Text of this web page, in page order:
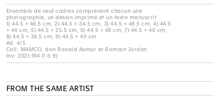
Ensemble de neuf cadres comprenant chacun une
photographie, un dessin imprimé et un texte manuscrit
1) 44.5 × 46.5 cm, 2) 44.5 × 34.5 cm, 3) 44.5 × 48.5 cm, 4) 44.5
× 44 cm, 5) 44.5 × 25.5 cm, 6) 44.5 × 48 cm, 7) 44.5 × 40 cm,
8) 44.5 × 34.5 cm, 9) 44.5 × 40 cm
éd. 4/5
Coll. MAMCO, don Ronald Asmar et Romain Jordan
Inv: 2021-194 (1 à 9)
FROM THE SAME ARTIST